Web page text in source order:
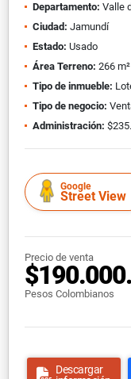
Departamento: Valle
Ciudad: Jamundí
Estado: Usado
Área Terreno: 266 m²
Tipo de inmueble:
Tipo de negocio:
Administración:
Google
Street View
Precio de venta
Pesos Colombianos
Descargar